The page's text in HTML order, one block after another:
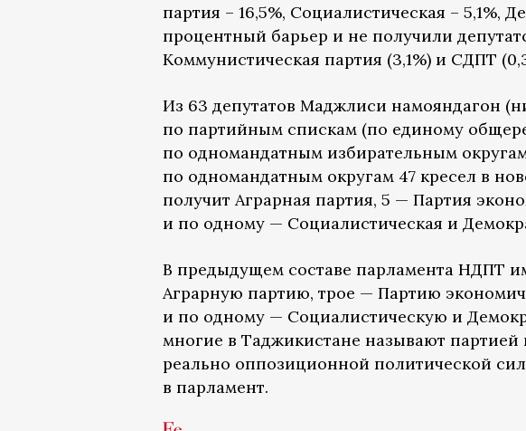
партия – 16,5%, Социалистическая – 5,1%,
процентный барьер и не получили
Коммунистическая партия (3,1%) и СДПТ
Из 63 депутатов Маджлиси намояндагон
по партийным спискам (по единому
по одномандатным избирательным
по одномандатным округам 47 кресел в
получит Аграрная партия, 5 — Партия
и по одному — Социалистическая и
В предыдущем составе парламента НДПТ
Аграрную партию, трое — Партию
и по одному — Социалистическую и
многие в Таджикистане называют
реально оппозиционной политической
в парламент.